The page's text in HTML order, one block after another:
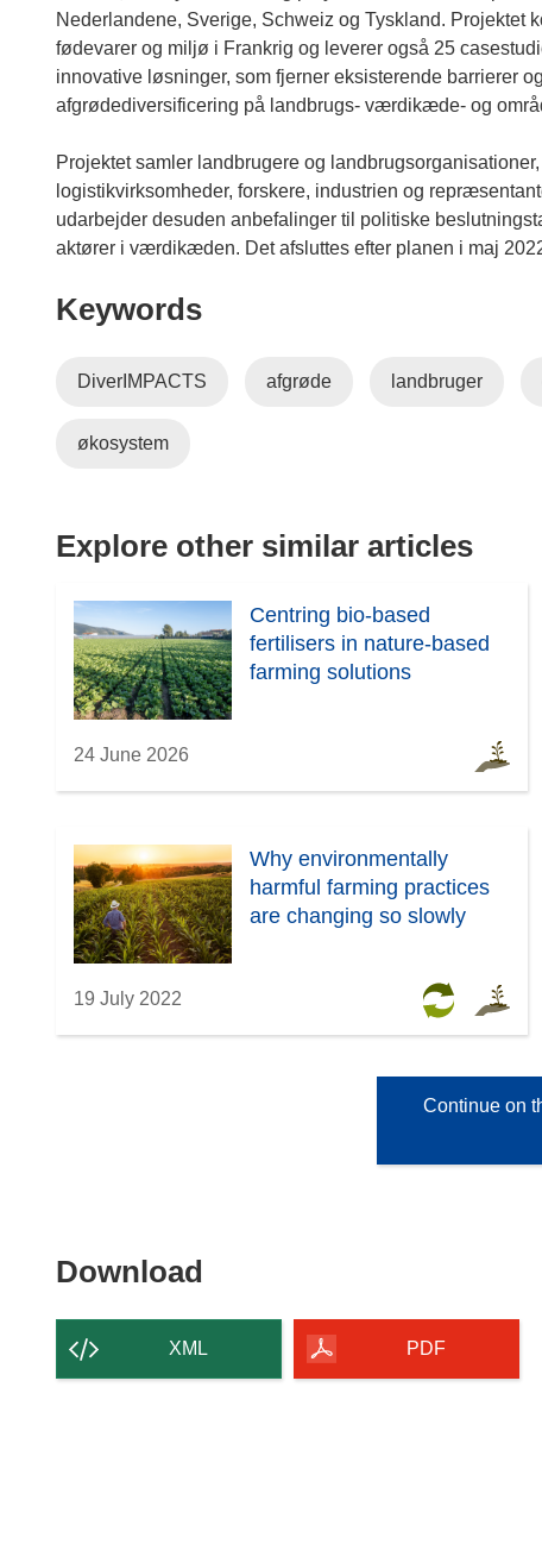
Nederlandene, Sverige, Schweiz og Tyskland. Projektet
fødevarer og miljø i Frankrig og leverer også 25
innovative løsninger, som fjerner eksisterende barrierer
afgrødediversificering på landbrugs- værdikæde- og
Projektet samler landbrugere og
logistikvirksomheder, forskere, industrien og
udarbejder desuden anbefalinger til politiske
aktører i værdikæden. Det afsluttes efter planen i maj
Keywords
DiverIMPACTS afgrøde landbruger
økosystem
Explore other similar articles
Centring bio-based
fertilisers in nature-based
farming solutions
24 June 2026
Why environmentally
harmful farming practices
are changing so slowly
19 July 2022
Continue on
Download
content
of
XML PDF